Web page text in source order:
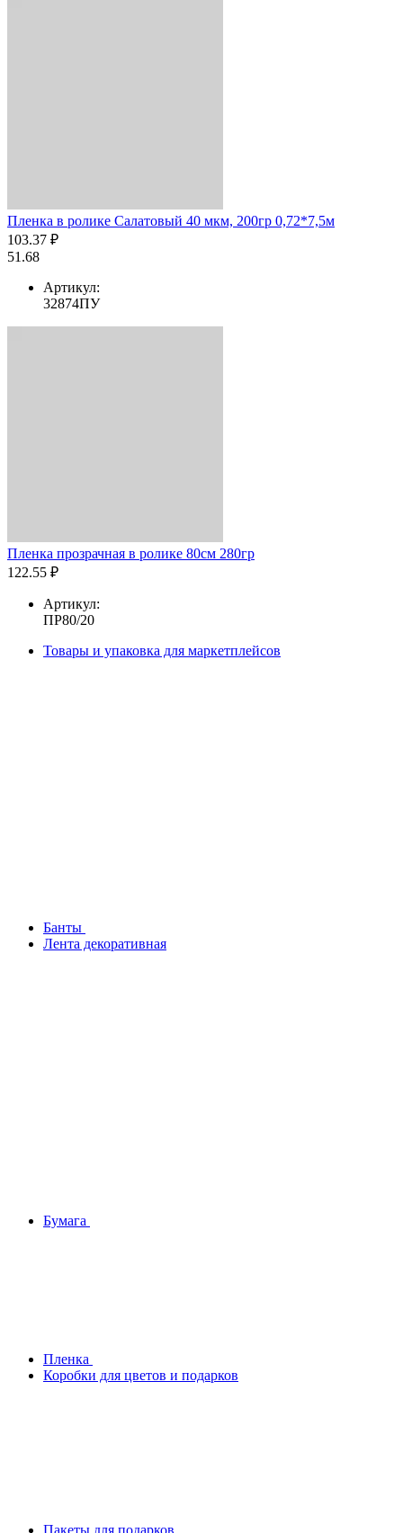
Пленка в ролике Салатовый 40 мкм, 200гр 0,72*7,5м
103.37 ₽
51.68
Артикул:
32874ПУ
Пленка прозрачная в ролике 80см 280гр
122.55 ₽
Артикул:
ПР80/20
Товары и упаковка для маркетплейсов
Банты
Лента декоративная
Бумага
Плeнка
Коробки для цветов и подарков
Пакеты для подарков